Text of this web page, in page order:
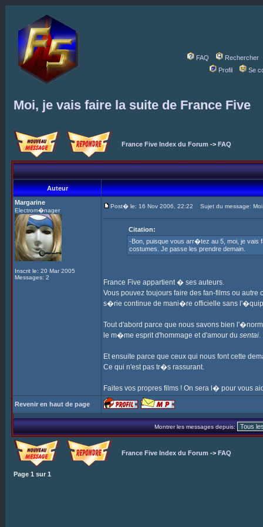
FAQ
Rechercher
Profil
Se
Moi, je vais faire la suite de France Five
France Five Index du Forum -> FAQ
Auteur
Margarine
Electrom�nager
Inscrit le: 20 Mar 2005
Messages: 2
Post� le: 16 Nov 2006, 22:22 Sujet du message:
Citation:
-Bon, puisque vous arr�tez au 5, moi, je vais
costumes. Je passe les prendre demain.
France Five appartient � ses auteurs.
Vous pouvez toujours faire des fan-films ou
s�rie continue de mani�re officielle sans
Tout d'abord parce que nous savons bien
le m�me esprit d'hommage et d'amour du sentai.
Et ensuite parce que ceux qui nous font cette
Ce qui n'est pas tr�s rassurant.
Faites vos propres films ! On sera l� pour vous
Revenir en haut de page
Montrer les messages depuis:
France Five Index du Forum -> FAQ
Page 1 sur 1